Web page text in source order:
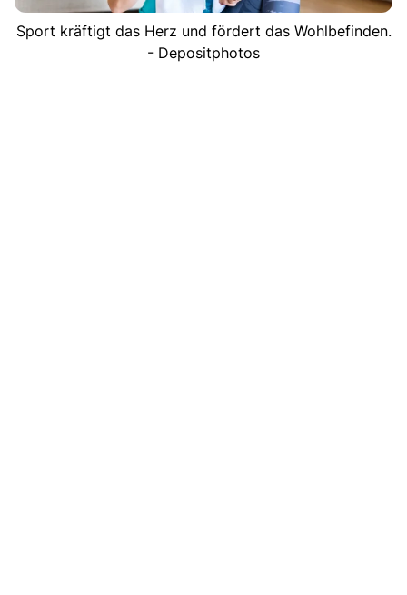
Sport kräftigt das Herz und fördert das Wohlbefinden.
- Depositphotos